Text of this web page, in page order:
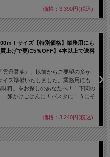
価格：3,390円(税込)
ｍｌサイズ【特別価格】業務用にも
上げで更に5％OFF】4本以上で送料
雲丹醤油』、以前からご要望の多か
イズ準備いたしました。業務用にも
料」をお探しのあなたへ！！下関の
卵かけごはんに！パスタに！うにそ
価格：3,240円(税込)